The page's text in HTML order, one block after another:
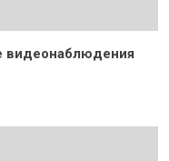
видеонаблюдения